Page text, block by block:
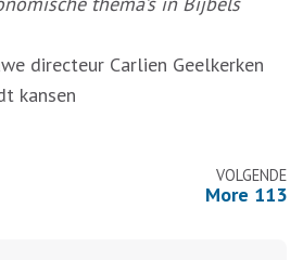
directeur Carlien Geelkerken
kansen
VOLGENDE
More 113